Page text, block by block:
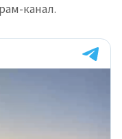
канал.